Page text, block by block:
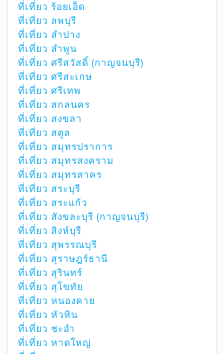
ที่เที่ยว ร้อยเอ็ด
ที่เที่ยว ลพบุรี
ที่เที่ยว ลำปาง
ที่เที่ยว ลำพูน
ที่เที่ยว ศรีสวัสดิ์ (กาญจนบุรี)
ที่เที่ยว ศรีสะเกษ
ที่เที่ยว ศรีเทพ
ที่เที่ยว สกลนคร
ที่เที่ยว สงขลา
ที่เที่ยว สตูล
ที่เที่ยว สมุทรปราการ
ที่เที่ยว สมุทรสงคราม
ที่เที่ยว สมุทรสาคร
ที่เที่ยว สระบุรี
ที่เที่ยว สระแก้ว
ที่เที่ยว สังขละบุรี (กาญจนบุรี)
ที่เที่ยว สิงห์บุรี
ที่เที่ยว สุพรรณบุรี
ที่เที่ยว สุราษฎร์ธานี
ที่เที่ยว สุรินทร์
ที่เที่ยว สุโขทัย
ที่เที่ยว หนองคาย
ที่เที่ยว หัวหิน
ที่เที่ยว ชะอำ
ที่เที่ยว หาดใหญ่